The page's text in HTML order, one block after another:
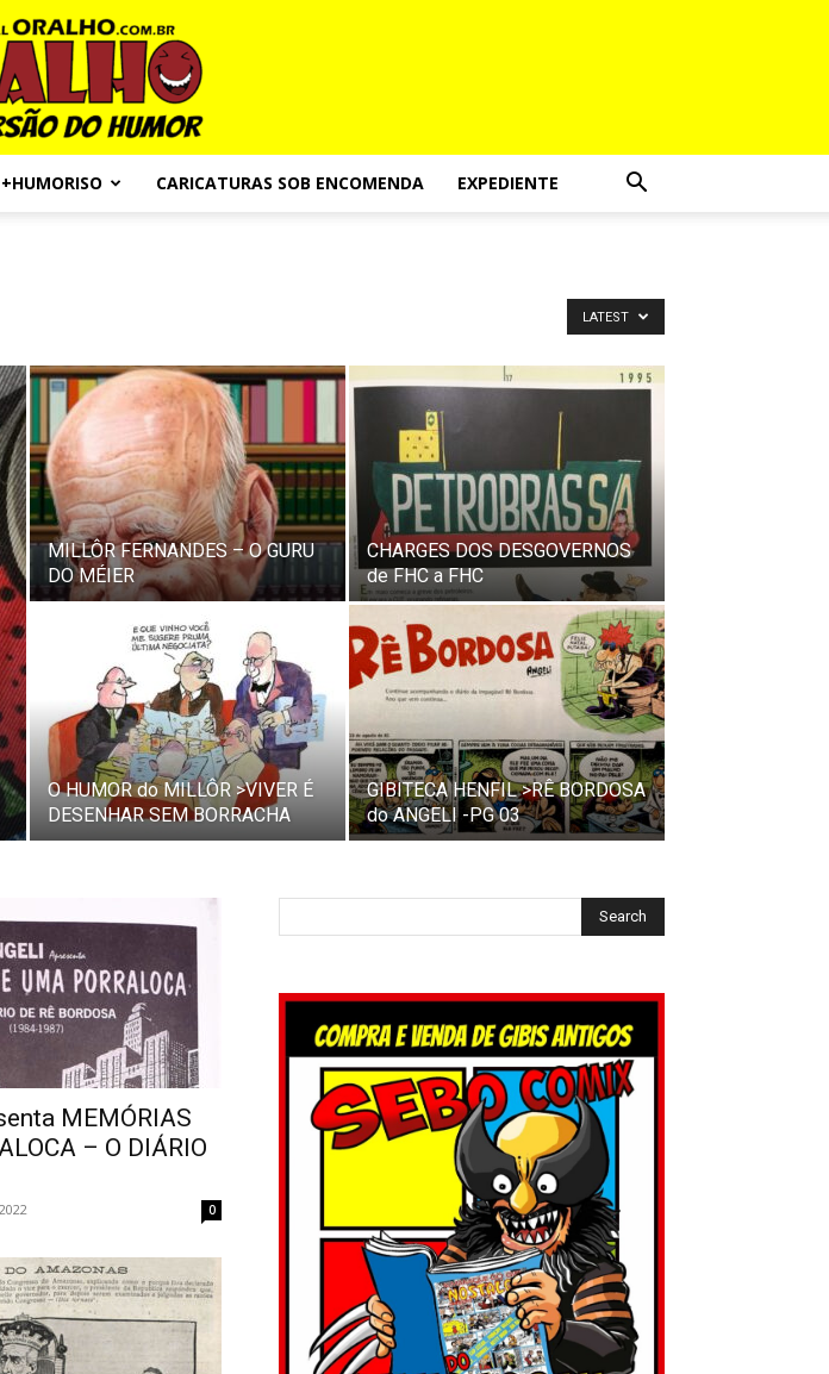
O
Ralho
+HUMORISO CARICATURAS SOB ENCOMENDA EXPEDIENTE
LATEST
MILLÔR FERNANDES – O GURU
DO MÉIER
CHARGES DOS DESGOVERNOS
de FHC a FHC
O HUMOR do MILLÔR >VIVER É
DESENHAR SEM BORRACHA
GIBITECA HENFIL >RÊ BORDOSA
do ANGELI -PG 03
MEMÓRIAS
– O DIÁRIO
0